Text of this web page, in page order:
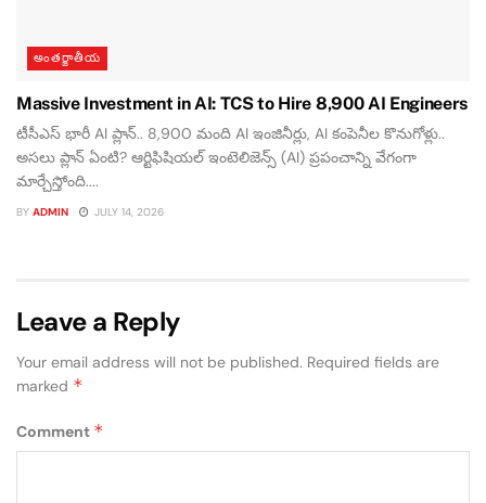
అంతర్జాతీయ
Massive Investment in AI: TCS to Hire 8,900 AI Engineers
టీసీఎస్ భారీ AI ప్లాన్.. 8,900 మంది AI ఇంజినీర్లు, AI కంపెనీల కొనుగోళ్లు..
అసలు ప్లాన్ ఏంటి? ఆర్టిఫిషియల్ ఇంటెలిజెన్స్ (AI) ప్రపంచాన్ని వేగంగా
మార్చేస్తోంది....
BY ADMIN JULY 14, 2026
Leave a Reply
Your email address will not be published. Required fields are
marked *
Comment *